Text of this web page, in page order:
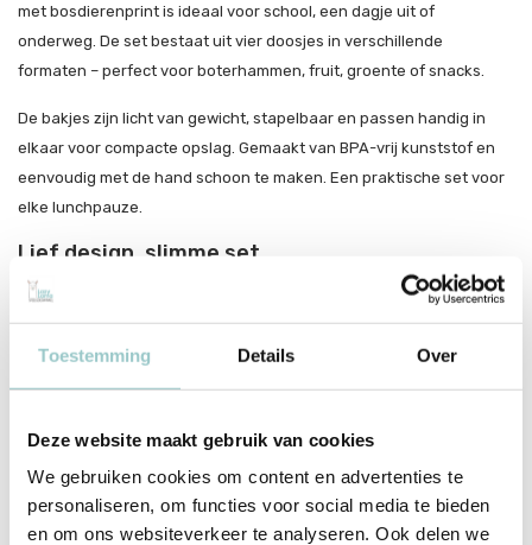
Toestemming Details Over
Deze website maakt gebruik van cookies
We gebruiken cookies om content en advertenties te
personaliseren, om functies voor social media te bieden
en om ons websiteverkeer te analyseren. Ook delen we
met bosdierenprint is ideaal voor school, een dagje uit of
onderweg. De set bestaat uit vier doosjes in verschillende
formaten – perfect voor boterhammen, fruit, groente of snacks.
De bakjes zijn licht van gewicht, stapelbaar en passen handig in
elkaar voor compacte opslag. Gemaakt van BPA-vrij kunststof en
eenvoudig met de hand schoon te maken. Een praktische set voor
elke lunchpauze.
Lief design, slimme set
Set van 4 formaten – voor een gevarieerde lunch
Lichtgewicht, BPA-vrij en kindvriendelijk
Productspecificaties